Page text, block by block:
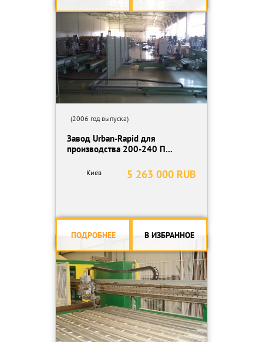
(2006 год выпуска)
Завод Urban-Rapid для
производства 200-240 П...
5 263 000 RUB
Киев
ПОДРОБНЕЕ В ИЗБРАННОЕ